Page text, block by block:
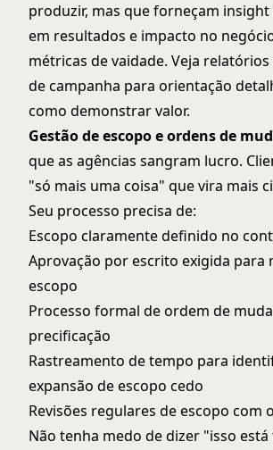
produzir, mas que forneçam insight
em resultados e impacto no
métricas de vaidade. Veja relatórios
de campanha para orientação
como demonstrar valor.
Gestão de escopo e ordens de
que as agências sangram lucro.
"só mais uma coisa" que vira mais
Seu processo precisa de:
Escopo claramente definido no
Aprovação por escrito exigida para
escopo
Processo formal de ordem de
precificação
Rastreamento de tempo para
expansão de escopo cedo
Revisões regulares de escopo com
Não tenha medo de dizer "isso